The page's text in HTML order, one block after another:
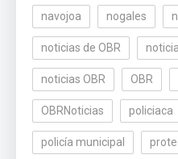
navojoa nogales
noticias de OBR
noticias OBR OBR
OBRNoticias policiaca
policía municipal